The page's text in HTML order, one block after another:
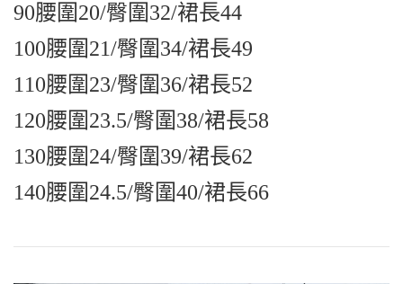
90腰圍20/臀圍32/裙長44
100腰圍21/臀圍34/裙長49
110腰圍23/臀圍36/裙長52
120腰圍23.5/臀圍38/裙長58
130腰圍24/臀圍39/裙長62
140腰圍24.5/臀圍40/裙長66